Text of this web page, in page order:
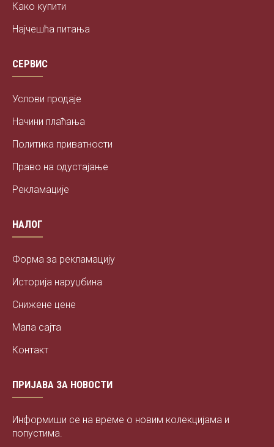
Како купити
Најчешћа питања
СЕРВИС
Услови продаје
Начини плаћања
Политика приватности
Право на одустајање
Рекламације
НАЛОГ
Форма за рекламацију
Историја наруџбина
Снижене цене
Мапа сајта
Контакт
ПРИЈАВА ЗА НОВОСТИ
Информиши се на време о новим колекцијама и
попустима.